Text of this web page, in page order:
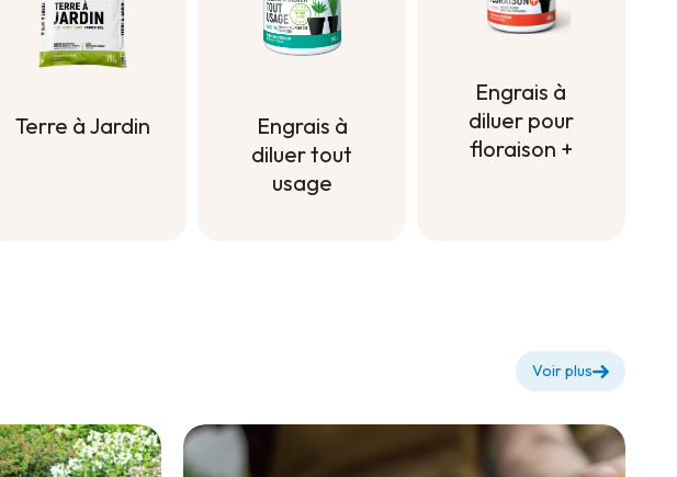
Terre à Jardin
Engrais à
diluer tout
usage
Engrais à
diluer pour
floraison +
Voir plus